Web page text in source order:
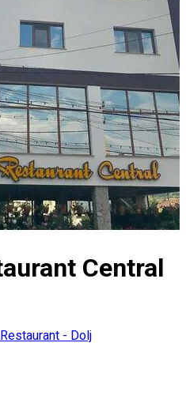
Central
Restaurant - Dolj